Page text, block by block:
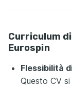
Curriculum
Eurospin
Flessibilità
Questo CV